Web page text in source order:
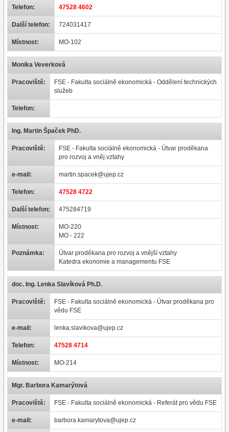
Telefon: 47528 4602
Další telefon: 724031417
Místnost: MO-102
Monika Veverková
Pracoviště:
FSE - Fakulta sociálně ekonomická - Oddělení technických
služeb
Telefon:
Ing. Martin Špaček PhD.
Pracoviště:
FSE - Fakulta sociálně ekonomická - Útvar proděkana
pro rozvoj a vněj.vztahy
e-mail: martin.spacek@ujep.cz
Telefon: 47528 4722
Další telefon: 475284719
Místnost:
MO-220
MO - 222
Poznámka:
Útvar proděkana pro rozvoj a vnější vztahy
Katedra ekonomie a managementu FSE
doc. Ing. Lenka Slavíková Ph.D.
Pracoviště:
FSE - Fakulta sociálně ekonomická - Útvar proděkana pro
vědu FSE
e-mail: lenka.slavikova@ujep.cz
Telefon: 47528 4714
Místnost: MO-214
Mgr. Barbora Kamarýtová
Pracoviště: FSE - Fakulta sociálně ekonomická - Referát pro vědu FSE
e-mail: barbora.kamarytova@ujep.cz